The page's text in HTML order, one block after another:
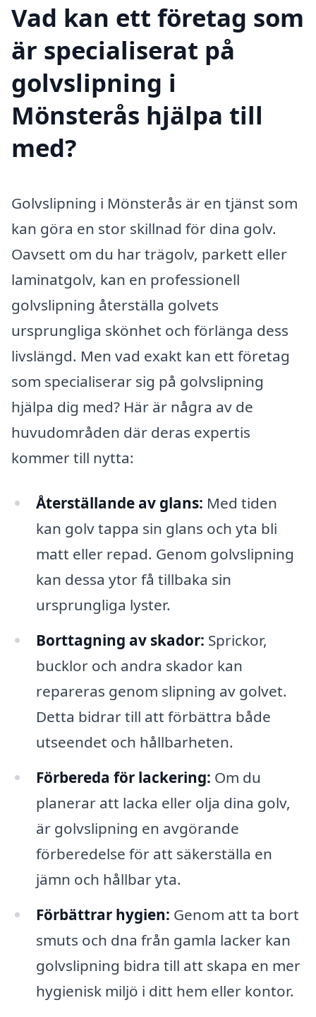
Vad kan ett företag som
är specialiserat på
golvslipning i
Mönsterås hjälpa till
med?
Golvslipning i Mönsterås är en tjänst som
kan göra en stor skillnad för dina golv.
Oavsett om du har trägolv, parkett eller
laminatgolv, kan en professionell
golvslipning återställa golvets
ursprungliga skönhet och förlänga dess
livslängd. Men vad exakt kan ett företag
som specialiserar sig på golvslipning
hjälpa dig med? Här är några av de
huvudområden där deras expertis
kommer till nytta:
Återställande av glans: Med tiden
kan golv tappa sin glans och yta bli
matt eller repad. Genom golvslipning
kan dessa ytor få tillbaka sin
ursprungliga lyster.
Borttagning av skador: Sprickor,
bucklor och andra skador kan
repareras genom slipning av golvet.
Detta bidrar till att förbättra både
utseendet och hållbarheten.
Förbereda för lackering: Om du
planerar att lacka eller olja dina golv,
är golvslipning en avgörande
förberedelse för att säkerställa en
jämn och hållbar yta.
Förbättrar hygien: Genom att ta bort
smuts och dna från gamla lacker kan
golvslipning bidra till att skapa en mer
hygienisk miljö i ditt hem eller kontor.